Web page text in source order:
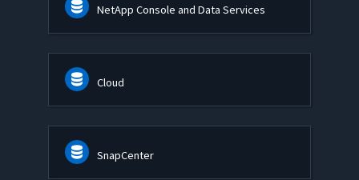
NetApp Console and Data Services
Cloud
SnapCenter